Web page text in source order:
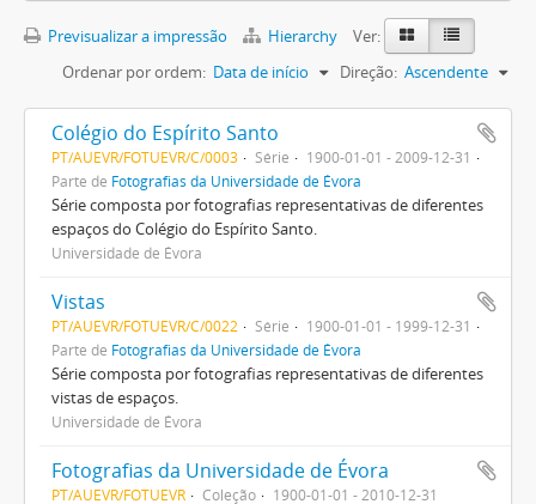
Previsualizar a impressão Hierarchy
Ver:
Ordenar por ordem: Data de início Direção: Ascendente
Colégio do Espírito Santo
PT/AUEVR/FOTUEVR/C/0003 Série
1900-01-01 - 2009-12-31
Parte de Fotografias da Universidade de Évora
Série composta por fotografias representativas de diferentes
espaços do Colégio do Espírito Santo.
Universidade de Évora
Vistas
PT/AUEVR/FOTUEVR/C/0022 Série
1900-01-01 - 1999-12-31
Parte de Fotografias da Universidade de Évora
Série composta por fotografias representativas de diferentes
vistas de espaços.
Universidade de Évora
Fotografias da Universidade de Évora
PT/AUEVR/FOTUEVR Coleção 1900-01-01 - 2010-12-31